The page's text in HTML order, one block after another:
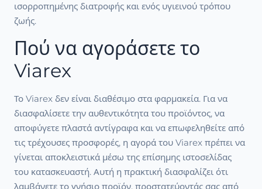
ισορροπημένης διατροφής και ενός υγιεινού τρόπου
ζωής.
Πού να αγοράσετε το
Viarex
Το Viarex δεν είναι διαθέσιμο στα φαρμακεία. Για να
διασφαλίσετε την αυθεντικότητα του προϊόντος, να
αποφύγετε πλαστά αντίγραφα και να επωφεληθείτε από
τις τρέχουσες προσφορές, η αγορά του Viarex πρέπει να
γίνεται αποκλειστικά μέσω της επίσημης ιστοσελίδας
του κατασκευαστή. Αυτή η πρακτική διασφαλίζει ότι
λαμβάνετε το γνήσιο προϊόν, προστατεύοντάς σας από